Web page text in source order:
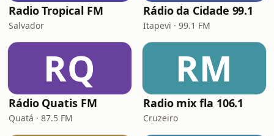
Radio Tropical FM
Salvador
Rádio da Cidade 99.1
Itapevi · 99.1 FM
RQ
Rádio Quatis FM
Quatá · 87.5 FM
RM
Radio mix fla 106.1
Cruzeiro